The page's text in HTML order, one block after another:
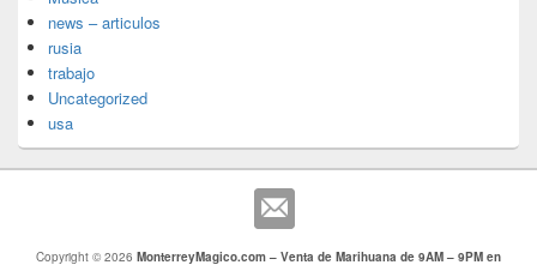
news – articulos
rusia
trabajo
Uncategorized
usa
Copyright © 2026 MonterreyMagico.com – Venta de Marihuana de 9AM – 9PM en